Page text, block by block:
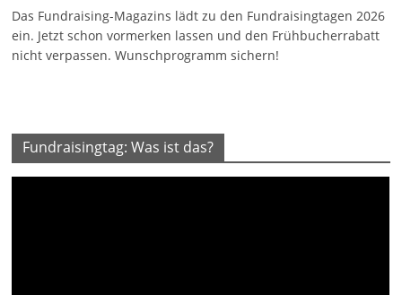
Das Fundraising-Magazins lädt zu den Fundraisingtagen 2026
ein. Jetzt schon vormerken lassen und den Frühbucherrabatt
nicht verpassen. Wunschprogramm sichern!
Fundraisingtag: Was ist das?